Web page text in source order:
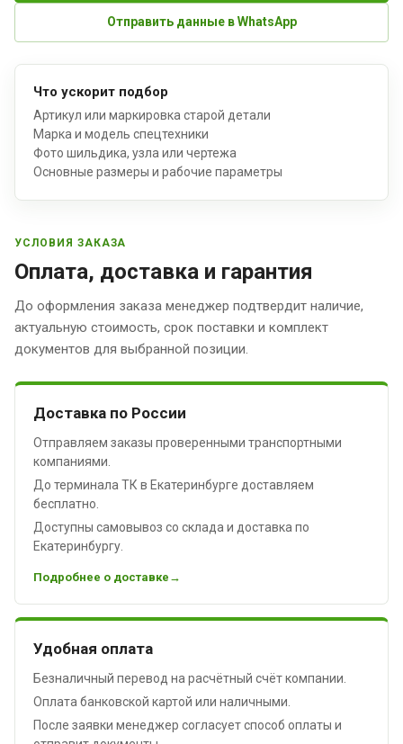
Отправить данные в WhatsApp
Что ускорит подбор
Артикул или маркировка старой детали
Марка и модель спецтехники
Фото шильдика, узла или чертежа
Основные размеры и рабочие параметры
УСЛОВИЯ ЗАКАЗА
Оплата, доставка и гарантия
До оформления заказа менеджер подтвердит наличие,
актуальную стоимость, срок поставки и комплект
документов для выбранной позиции.
Доставка по России
Отправляем заказы проверенными транспортными
компаниями.
До терминала ТК в Екатеринбурге доставляем
бесплатно.
Доступны самовывоз со склада и доставка по
Екатеринбургу.
Подробнее о доставке
Удобная оплата
Безналичный перевод на расчётный счёт компании.
Оплата банковской картой или наличными.
После заявки менеджер согласует способ оплаты и